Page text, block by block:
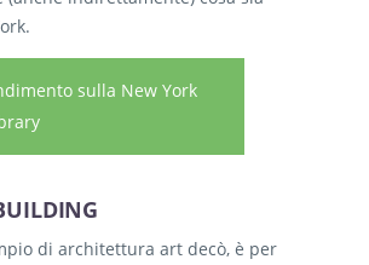
sulla New York
di architettura art decò, è per